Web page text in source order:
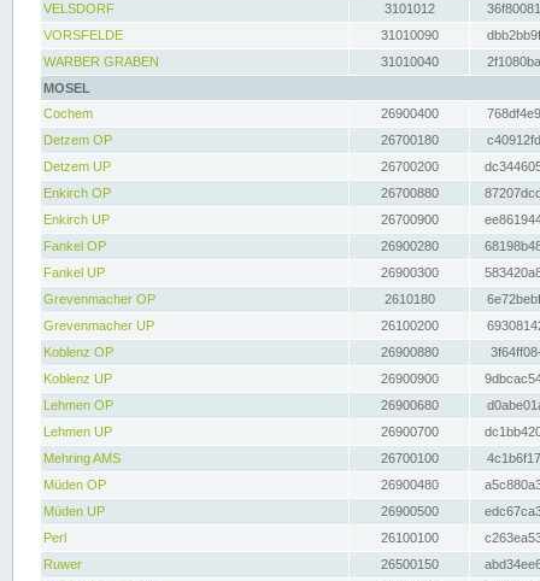
VELSDORF
3101012
VORSFELDE
31010090
WARBER GRABEN
31010040
MOSEL
Cochem
26900400
Detzem OP
26700180
Detzem UP
26700200
Enkirch OP
26700880
Enkirch UP
26700900
Fankel OP
26900280
Fankel UP
26900300
Grevenmacher OP
2610180
Grevenmacher UP
26100200
Koblenz OP
26900880
Koblenz UP
26900900
Lehmen OP
26900680
Lehmen UP
26900700
Mehring AMS
26700100
Müden OP
26900480
Müden UP
26900500
Perl
26100100
Ruwer
26500150